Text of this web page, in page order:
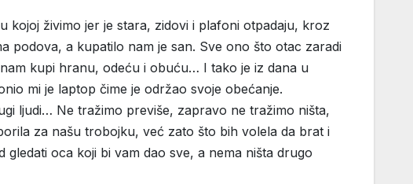
kojoj živimo jer je stara, zidovi i plafoni otpadaju, kroz
podova, a kupatilo nam je san. Sve ono što otac zaradi
kupi hranu, odeću i obuću… I tako je iz dana u
mi je laptop čime je održao svoje obećanje.
ljudi… Ne tražimo previše, zapravo ne tražimo ništa,
za našu trobojku, već zato što bih volela da brat i
oca koji bi vam dao sve, a nema ništa drugo